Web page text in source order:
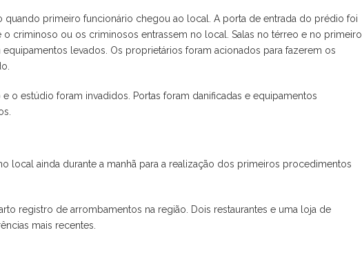
quando primeiro funcionário chegou ao local. A porta de entrada do prédio foi
o criminoso ou os criminosos entrassem no local. Salas no térreo e no primeiro
equipamentos levados. Os proprietários foram acionados para fazerem os
e o estúdio foram invadidos. Portas foram danificadas e equipamentos
local ainda durante a manhã para a realização dos primeiros procedimentos
registro de arrombamentos na região. Dois restaurantes e uma loja de
mais recentes.